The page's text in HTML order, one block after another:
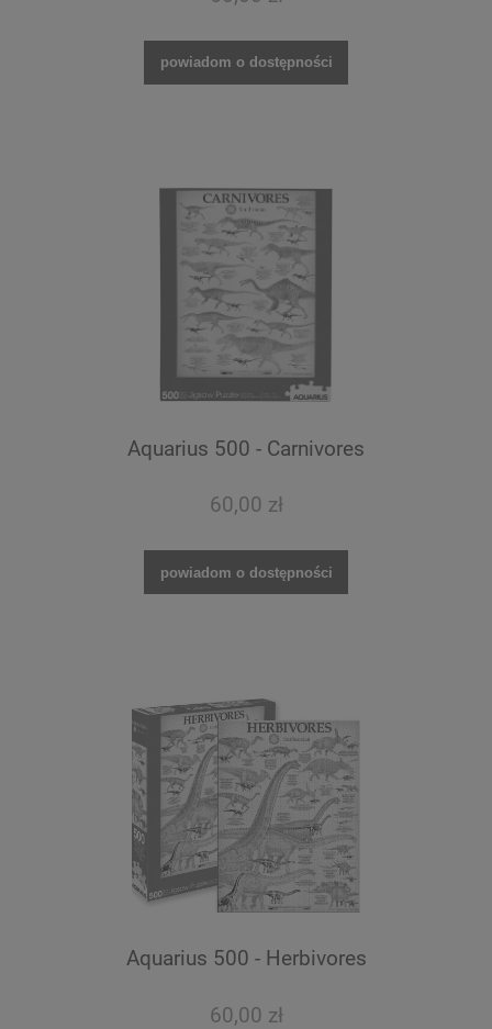
powiadom o dostępności
Aquarius 500 - Carnivores
60,00 zł
powiadom o dostępności
Aquarius 500 - Herbivores
60,00 zł